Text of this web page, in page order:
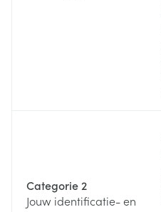
Categorie 2
Jouw identificatie- en